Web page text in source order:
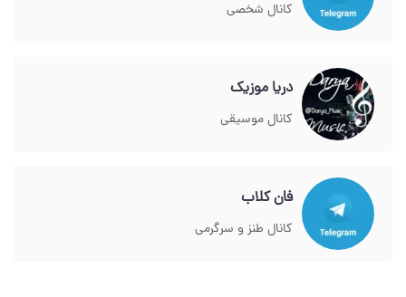
کانال شخصی
دریا موزیک
کانال موسیقی
فان کلاب
کانال طنز و سرگرمی